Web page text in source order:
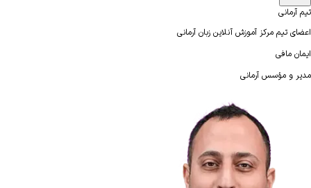
تیم آرمانی
اعضای تیم مرکز آموزش آنلاین زبان آرمانی
ایمان مافی
مدیر و مؤسس آرمانی